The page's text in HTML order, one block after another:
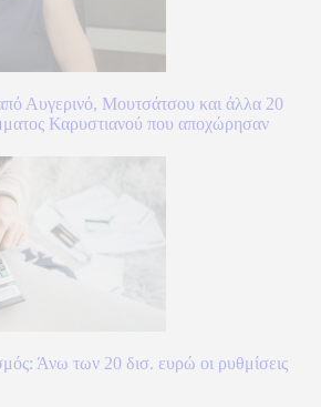
Αυγερινό, Μουτσάτσου και άλλα 20
Καρυστιανού που αποχώρησαν
Άνω των 20 δισ. ευρώ οι ρυθμίσεις